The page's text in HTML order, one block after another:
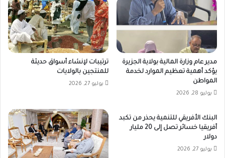
مدير عام وزارة المالية بولاية الجزيرة
يؤكد أهمية تعظيم الموارد لخدمة
المواطن
يوليو 28, 2026
ترتيبات لإنشاء أسواق حديثة
للمنتجين بالولايات
يوليو 27, 2026
البنك الأفريقي للتنمية يحذر من تكبد
أفريقيا خسائر تصل إلى 20 مليار
دولار
يوليو 27, 2026